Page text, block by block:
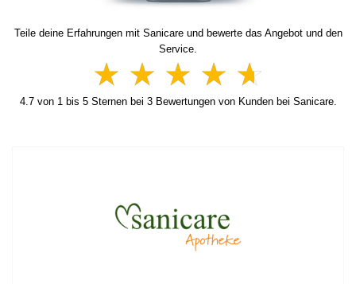
Teile deine Erfahrungen mit Sanicare und bewerte das Angebot und den
Service.
4.7von 1bis 5Sternen bei 3Bewertungen von Kunden bei Sanicare.